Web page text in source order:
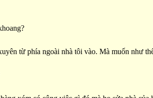
từ phía ngoài nhà tôi vào. Mà muốn như